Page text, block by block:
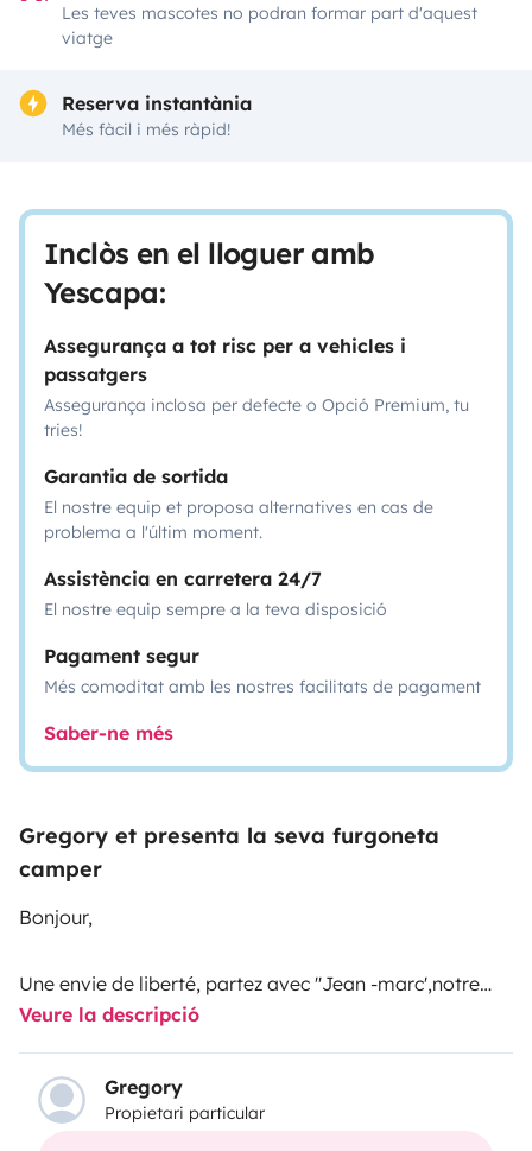
Les teves mascotes no podran formar part d'aquest
viatge
Reserva instantània
Més fàcil i més ràpid!
Inclòs en el lloguer amb
Yescapa:
Assegurança a tot risc per a vehicles i
passatgers
Assegurança inclosa per defecte o Opció Premium, tu
tries!
Garantia de sortida
El nostre equip et proposa alternatives en cas de
problema a l'últim moment.
Assistència en carretera 24/7
El nostre equip sempre a la teva disposició
Pagament segur
Més comoditat amb les nostres facilitats de pagament
Saber-ne més
Gregory et presenta la seva furgoneta
camper
Bonjour,
Une envie de liberté, partez avec ''Jean -marc',notre
van t6.1 wesfalia kepler five,il passe presque partout
,ses grands atouts, vous garer en centre ville,passer
sous les barres de 2 m et payer comme une voiture sur
l'autoroute ...
Veure la descripció
Gregory
Propietari particular